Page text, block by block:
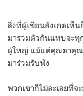
สิ่งที่ผู้เขียนสังเกตเห็
มารวมตัวกันแทบจะทุ
ผู้ใหญ่ แม้แต่คุณตาคุณ
มาร่วมรับฟัง
พวกเขาก็ไม่ละเลยที่